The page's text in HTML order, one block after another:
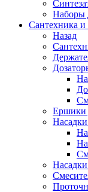
Наборы
Сантехника
Назад
Ершики